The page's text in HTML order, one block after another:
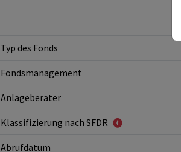
Typ des Fonds
Fondsmanagement
Anlageberater
Klassifizierung nach SFDR
Abrufdatum